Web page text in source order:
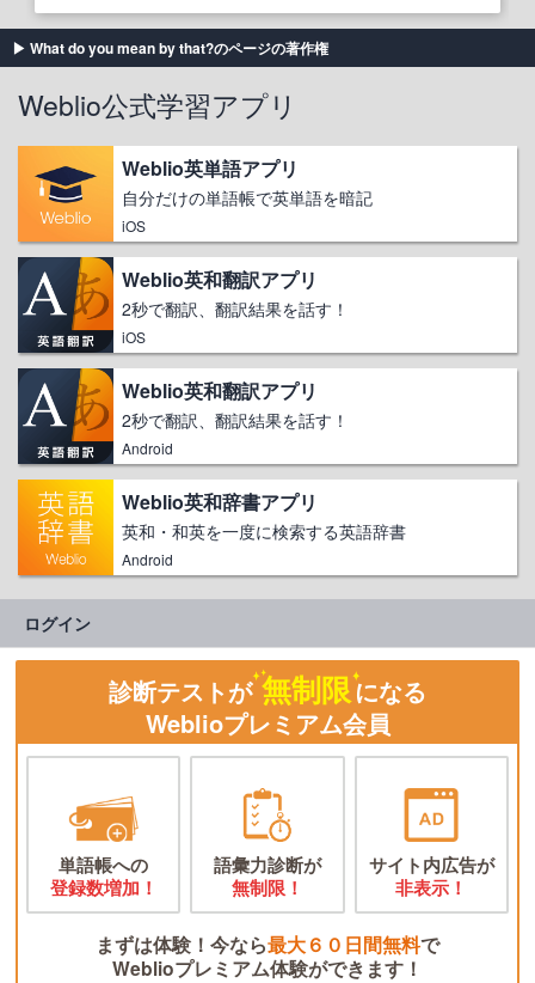
What do you mean by that?のページの著作権
Weblio公式学習アプリ
Weblio英単語アプリ
自分だけの単語帳で英単語を暗記
iOS
Weblio英和翻訳アプリ
2秒で翻訳、翻訳結果を話す！
iOS
Weblio英和翻訳アプリ
2秒で翻訳、翻訳結果を話す！
Android
Weblio英和辞書アプリ
英和・和英を一度に検索する英語辞書
Android
ログイン
診断テストが 無制限になる
Weblioプレミアム会員
単語帳への
登録数増加！
語彙力診断が
無制限！
サイト内広告が
非表示！
まずは体験！今なら最大６０日間無料で
Weblioプレミアム体験ができます！